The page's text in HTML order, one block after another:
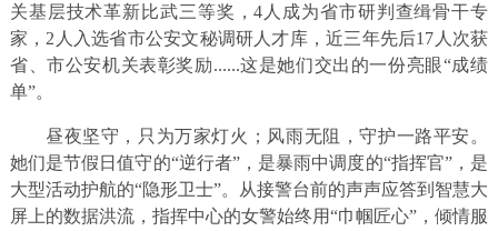
关基层技术革新比武三等奖，4人成为省市研判查缉骨干专
家，2人入选省市公安文秘调研人才库，近三年先后17人次获
省、市公安机关表彰奖励......这是她们交出的一份亮眼“成绩
单”。
昼夜坚守，只为万家灯火；风雨无阻，守护一路平安。
她们是节假日值守的“逆行者”，是暴雨中调度的“指挥官”，是
大型活动护航的“隐形卫士”。从接警台前的声声应答到智慧大
屏上的数据洪流，指挥中心的女警始终用“巾帼匠心”，倾情服